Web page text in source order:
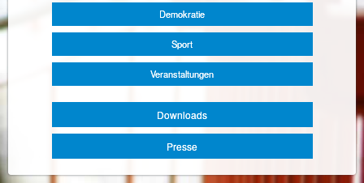
Demokratie
Sport
Veranstaltungen
Downloads
Presse